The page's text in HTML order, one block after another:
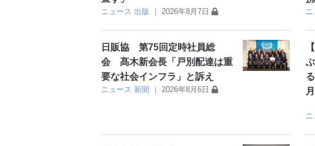
ニュース 出版 ｜ 2026年8月7日
日販協 第75回定時社員総
会 髙木新会長「戸別配達は重
要な社会インフラ」と訴え
ニュース 新聞 ｜ 2026年8月6日
ニ